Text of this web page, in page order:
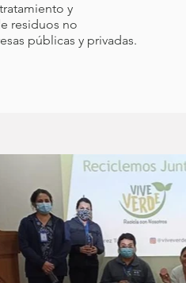
y
residuos no
públicas y privadas.